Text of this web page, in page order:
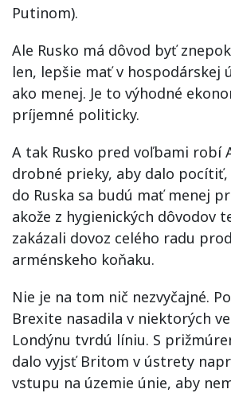
Putinom).
Ale Rusko má dôvod byť
len, lepšie mať v hospodárskej
ako menej. Je to výhodné
príjemné politicky.
A tak Rusko pred voľbami robí
drobné prieky, aby dalo pocítiť,
do Ruska sa budú mať menej
akože z hygienických dôvodov
zakázali dovoz celého radu
arménskeho koňaku.
Nie je na tom nič nezvyčajné.
Brexite nasadila v niektorých
Londýnu tvrdú líniu. S
dalo vyjsť Britom v ústrety
vstupu na územie únie, aby